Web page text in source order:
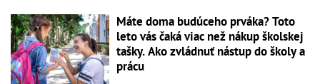
Máte doma budúceho prváka? Toto
leto vás čaká viac než nákup školskej
tašky. Ako zvládnuť nástup do školy a
prácu